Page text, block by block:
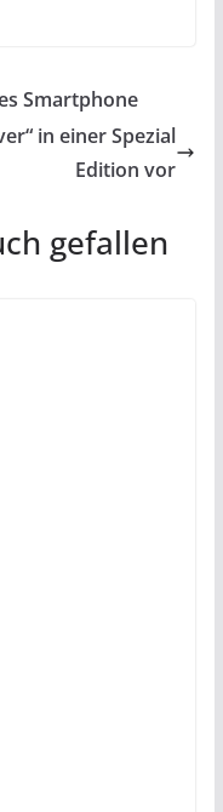
Smartphone
in einer Spezial
Edition vor
gefallen